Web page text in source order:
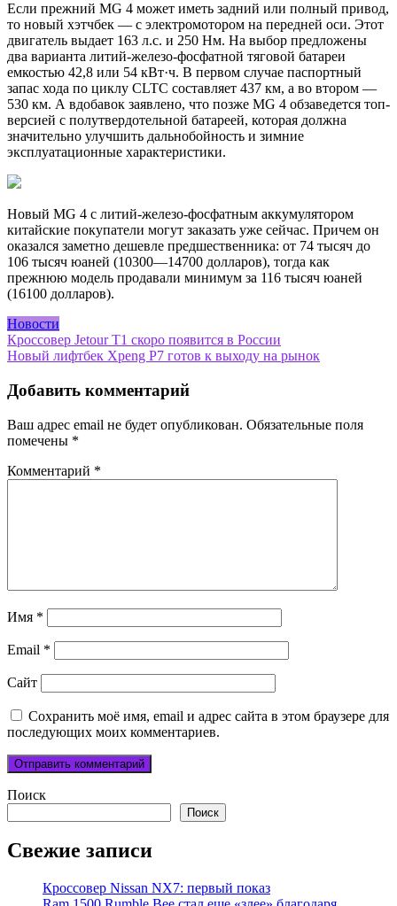
Если прежний MG 4 может иметь задний или полный привод,
то новый хэтчбек — с электромотором на передней оси. Этот
двигатель выдает 163 л.с. и 250 Нм. На выбор предложены
два варианта литий-железо-фосфатной тяговой батареи
емкостью 42,8 или 54 кВт·ч. В первом случае паспортный
запас хода по циклу CLTC составляет 437 км, а во втором —
530 км. А вдобавок заявлено, что позже MG 4 обзаведется топ-
версией с полутвердотельной батареей, которая должна
значительно улучшить дальнобойность и зимние
эксплуатационные характеристики.
Новый MG 4 с литий-железо-фосфатным аккумулятором
китайские покупатели могут заказать уже сейчас. Причем он
оказался заметно дешевле предшественника: от 74 тысяч до
106 тысяч юаней (10300—14700 долларов), тогда как
прежнюю модель продавали минимум за 116 тысяч юаней
(16100 долларов).
Новости
Навигация
по
записям
Кроссовер Jetour T1 скоро появится в России
Новый лифтбек Xpeng P7 готов к выходу на рынок
Добавить комментарий
Ваш адрес email не будет опубликован. Обязательные поля
помечены *
Комментарий *
Имя *
Email *
Сайт
Сохранить моё имя, email и адрес сайта в этом браузере для
последующих моих комментариев.
Поиск
Поиск
Свежие записи
Кроссовер Nissan NX7: первый показ